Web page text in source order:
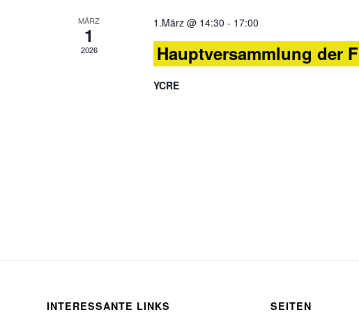
MÄRZ
1
2026
1.März @ 14:30 - 17:00
Hauptversammlung der
YCRE
INTERESSANTE LINKS SEITEN